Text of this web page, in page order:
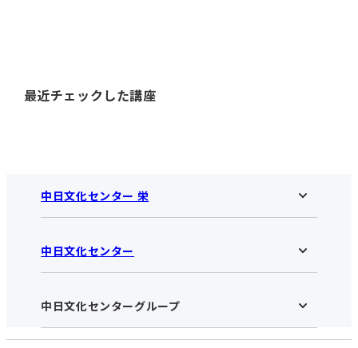
最近チェックした講座
中日文化センター 栄
中日文化センター 栄HOME
お知らせ
アクセス･営業時間
お申し込みの流れ
入会と受講のご案内
中日文化センター
中日文化センターHOME
中日文化センターとは
受講規約・会員特典
中日文化センターグループ